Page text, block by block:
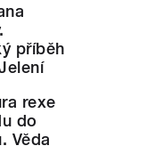
příběh
rexe
do
Věda